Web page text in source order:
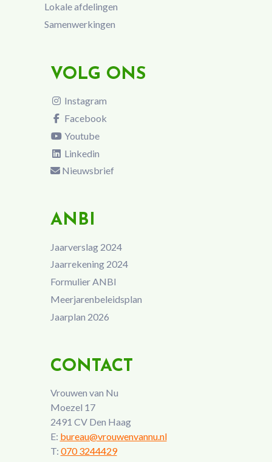
Lokale afdelingen
Samenwerkingen
VOLG ONS
Instagram
Facebook
Youtube
Linkedin
Nieuwsbrief
ANBI
Jaarverslag 2024
Jaarrekening 2024
Formulier ANBI
Meerjarenbeleidsplan
Jaarplan 2026
CONTACT
Vrouwen van Nu
Moezel 17
2491 CV Den Haag
E: bureau@vrouwenvannu.nl
T: 070 3244429